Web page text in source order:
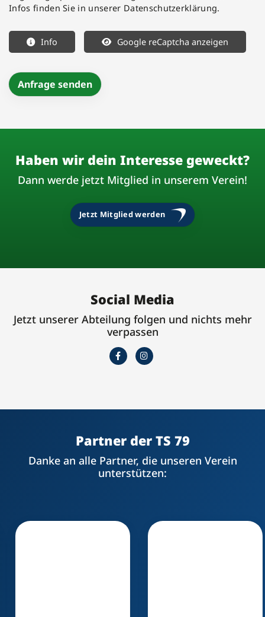
Infos finden Sie in unserer Datenschutzerklärung.
Info Google reCaptcha anzeigen
Haben wir dein Interesse geweckt?
Dann werde jetzt Mitglied in unserem Verein!
Jetzt Mitglied werden
Social Media
Jetzt unserer Abteilung folgen und nichts mehr
verpassen
Partner der TS 79
Danke an alle Partner, die unseren Verein
unterstützen: